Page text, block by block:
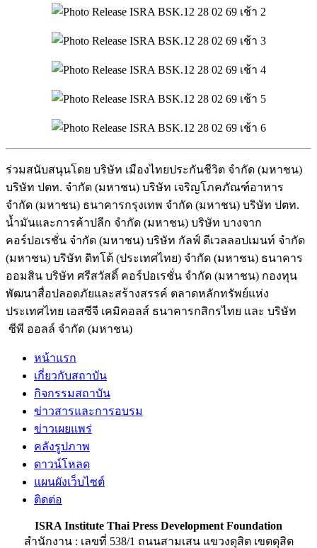
ร่วมสนับสนุนโดย บริษัท เมืองไทยประกันชีวิต จำกัด (มหาชน)
บริษัท ปตท. จำกัด (มหาชน) บริษัท เจริญโภคภัณฑ์อาหาร
จำกัด (มหาชน) ธนาคารกรุงเทพ จำกัด (มหาชน) บริษัท ปตท.
น้ำมันและการค้าปลีก จำกัด (มหาชน) บริษัท บางจาก
คอร์ปอเรชั่น จำกัด (มหาชน) บริษัท กัลฟ์ ดีเวลลอปเมนท์ จำกัด
(มหาชน) บริษัท ดิทโต้ (ประเทศไทย) จำกัด (มหาชน) ธนาคาร
ออมสิน บริษัท ศรีสวัสดิ์ คอร์ปอเรชั่น จำกัด (มหาชน) กองทุน
พัฒนาสื่อปลอดภัยและสร้างสรรค์ ตลาดหลักทรัพย์แห่ง
ประเทศไทย เอสซีจี เคมิคอลส์ ธนาคารกสิกรไทย และ บริษัท
ซีพี ออลล์ จำกัด (มหาชน)
หน้าแรก
เกี่ยวกับสถาบัน
กิจกรรมสถาบัน
ข่าวสารและการอบรม
ข่าวเผยแพร่
คลังรูปภาพ
ดาวน์โหลด
แผนผังเว็บไซต์
ติดต่อ
ISRA Institute Thai Press Development Foundation
สำนักงาน : เลขที่ 538/1 ถนนสามเสน แขวงดุสิต เขตดุสิต